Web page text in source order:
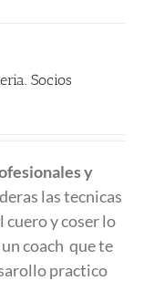
Socios
y
las tecnicas
cuero y coser lo
coach que te
practico